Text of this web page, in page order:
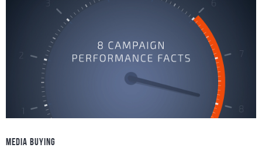
MEDIA BUYING